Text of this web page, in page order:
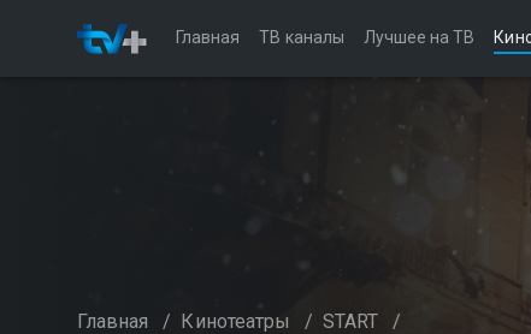
Главная ТВ каналы Лучшее на ТВ
Главная / Кинотеатры / START /